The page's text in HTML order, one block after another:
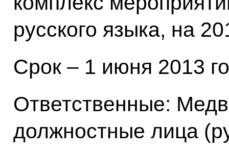
русского языка, на
Срок – 1 июня 2013
Ответственные:
должностные лица